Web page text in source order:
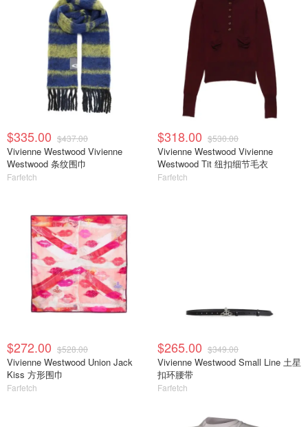
$335.00 $437.00
Vivienne Westwood Vivienne
Westwood 条纹围巾
Farfetch
$318.00 $530.00
Vivienne Westwood Vivienne
Westwood Tit 纽扣细节毛衣
Farfetch
$272.00 $528.00
Vivienne Westwood Union Jack
Kiss 方形围巾
Farfetch
$265.00 $349.00
Vivienne Westwood Small Line 土星
扣环腰带
Farfetch